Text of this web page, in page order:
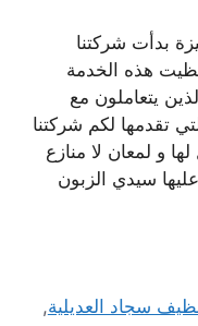
بدأت شركتنا
هذه الخدمة
يتعاملون مع
تقدمها لكم شركتنا
و لمعان لا منازع
سيدي الزبون
سجاد العديلية,